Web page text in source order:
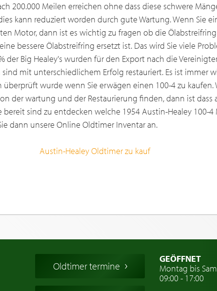
200.000 Meilen erreichen ohne dass diese schwere
kann reduziert worden durch gute Wartung. Wenn Sie
Motor, dann ist es wichtig zu fragen ob die
bessere Ölabstreifring ersetzt ist. Das wird Sie viele
der Big Healey's wurden für den Export nach die
mit unterschiedlichem Erfolg restauriert. Es ist immer
wurde wenn Sie erwägen einen 100-4 zu kaufen.
der wartung und der Restaurierung finden, dann ist dass
bereit sind zu entdecken welche 1954 Austin-Healey 100-4
dann unsere Online Oldtimer Inventar an.
Austin-Healey Oldtimer zu kauf
Oldtimer termine
GEÖFFNET
Montag bis
09:00 - 17:00